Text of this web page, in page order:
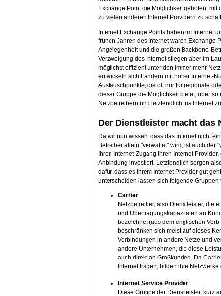
Exchange Point die Möglichkeit geboten,
zu vielen anderen Internet Providern zu
Internet Exchange Points haben im Internet
frühen Jahren des Internet waren Exchange
Angelegenheit und die großen Backbone-
Verzweigung des Internet stiegen aber im
möglichst effizient unter den immer mehr
entwickeln sich Ländern mit hoher Internet-
Austauschpunkte, die oft nur für regionale
dieser Gruppe die Möglichkeit bietet, über
Netzbetreibern und letztendlich ins Internet
Der Dienstleister macht das
Da wir nun wissen, dass das Internet nicht
Betreiber allein "verwaltet" wird, ist auch der
Ihren Internet-Zugang Ihren Internet
Anbindung investiert. Letztendlich sorgen
dafür, dass es Ihrem Internet Provider gut
unterscheiden lassen sich folgende
Carrier
Netzbetreiber, also Dienstleister, die
und Übertragungskapazitäten an
bezeichnet (aus dem englischen
beschränken sich meist auf dieses
Verbindungen in andere Netze und
andere Unternehmen, die diese
auch direkt an Großkunden. Da
Internet tragen, bilden ihre
Internet Service Provider
Diese Gruppe der Dienstleister, kurz